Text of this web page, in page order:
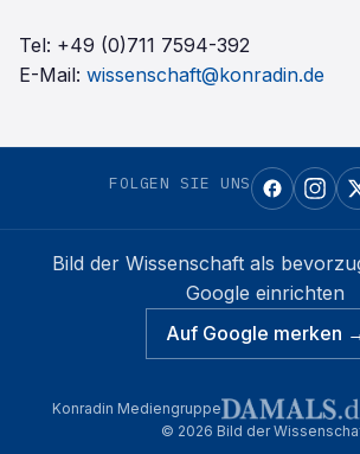
Tel: +49 (0)711 7594-392
E-Mail: wissenschaft@konradin.de
FOLGEN SIE UNS
Bild der Wissenschaft als
Google einrichten
Auf Google merken
Konradin Mediengruppe
© 2026 Bild der